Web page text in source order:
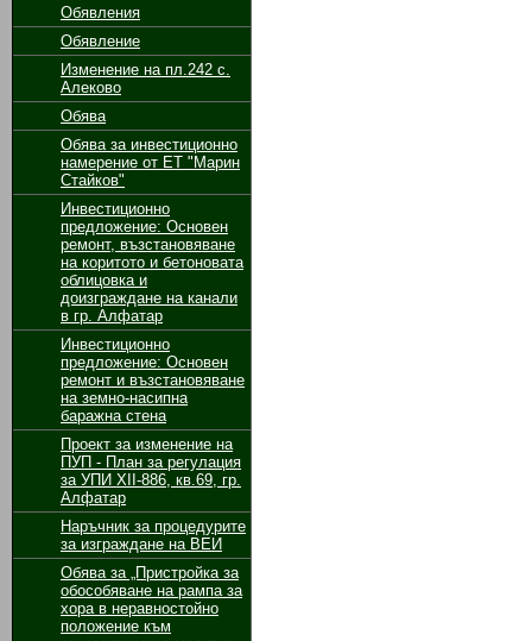
Обявления
Обявление
Изменение на пл.242 с.
Алеково
Обява
Обява за инвестиционно
намерение от ЕТ "Марин
Стайков"
Инвестиционно
предложение: Основен
ремонт, възстановяване
на коритото и бетоновата
облицовка и
доизграждане на канали
в гр. Алфатар
Инвестиционно
предложение: Основен
ремонт и възстановяване
на земно-насипна
баражна стена
Проект за изменение на
ПУП - План за регулация
за УПИ ХІІ-886, кв.69, гр.
Алфатар
Наръчник за процедурите
за изграждане на ВЕИ
Обява за „Пристройка за
обособяване на рампа за
хора в неравностойно
положение към